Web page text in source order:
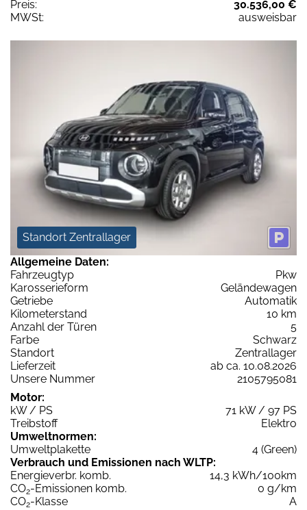
Preis:
30.536,00 €
MWSt:
ausweisbar
Standort Zentrallager
Allgemeine Daten:
Fahrzeugtyp
Pkw
Karosserieform
Geländewagen
Getriebe
Automatik
Kilometerstand
10 km
Anzahl der Türen
5
Farbe
Schwarz
Standort
Zentrallager
Lieferzeit
ab ca. 10.08.2026
Unsere Nummer
2105795081
Motor:
kW / PS
71 kW / 97 PS
Treibstoff
Elektro
Umweltnormen:
Umweltplakette
4 (Green)
Verbrauch und Emissionen nach WLTP:
Energieverbr. komb.
14,3 kWh/100km
CO2-Emissionen komb.
0 g/km
CO2-Klasse
A